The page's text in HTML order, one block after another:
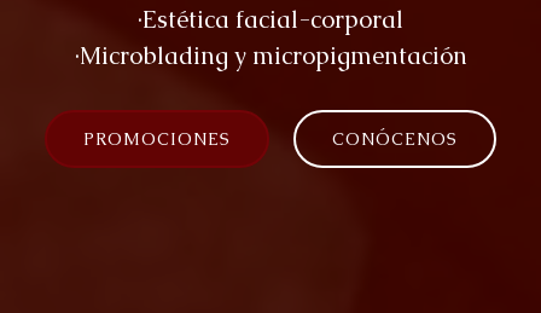
·Estética facial-corporal
·Microblading y micropigmentación
PROMOCIONES CONÓCENOS